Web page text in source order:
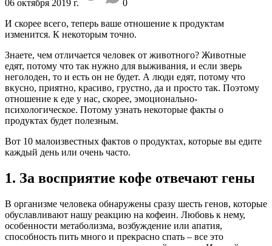
06 октября 2019 г.
0
И скорее всего, теперь ваше отношение к продуктам
изменится. К некоторым точно.
Знаете, чем отличается человек от животного? Животные
едят, потому что так нужно для выживания, и если зверь
неголоден, то и есть он не будет. А люди едят, потому что
вкусно, приятно, красиво, грустно, да и просто так. Поэтому
отношение к еде у нас, скорее, эмоционально-
психологическое. Потому узнать некоторые факты о
продуктах будет полезным.
Вот 10 малоизвестных фактов о продуктах, которые вы едите
каждый день или очень часто.
1. За восприятие кофе отвечают гены
В организме человека обнаружены сразу шесть генов, которые
обуславливают нашу реакцию на кофеин. Любовь к нему,
особенности метаболизма, возбуждение или апатия,
способность пить много и прекрасно спать – все это